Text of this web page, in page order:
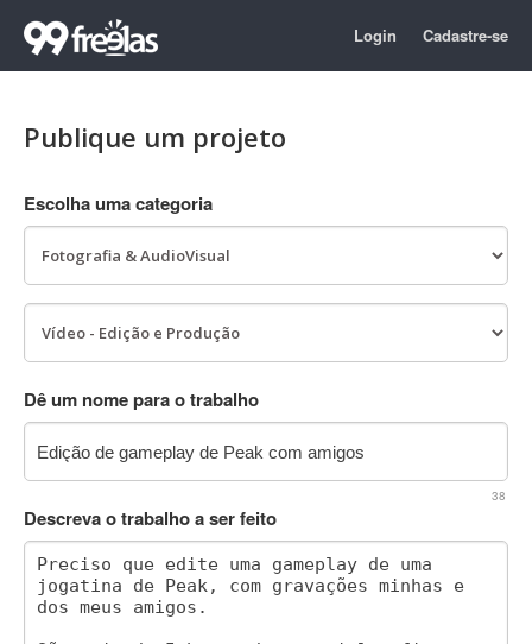
Login Cadastre-se
Publique um projeto
Escolha uma categoria
Dê um nome para o trabalho
38
Descreva o trabalho a ser feito